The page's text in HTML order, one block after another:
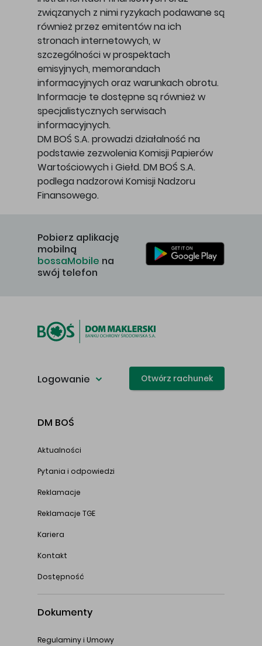
związanych z nimi ryzykach podawane są
również przez emitentów na ich
stronach internetowych, w
szczególności w prospektach
emisyjnych, memorandach
informacyjnych oraz warunkach obrotu.
Informacje te dostępne są również w
specjalistycznych serwisach
informacyjnych.
DM BOŚ S.A. prowadzi działalność na
podstawie zezwolenia Komisji Papierów
Wartościowych i Giełd. DM BOŚ S.A.
podlega nadzorowi Komisji Nadzoru
Finansowego.
Pobierz aplikację
mobilną
bossaMobile na
swój telefon
Logowanie Otwórz rachunek
DM BOŚ
Aktualności
Pytania i odpowiedzi
Reklamacje
Reklamacje TGE
Kariera
Kontakt
Dostępność
Dokumenty
Regulaminy i Umowy